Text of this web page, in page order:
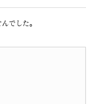
でした。